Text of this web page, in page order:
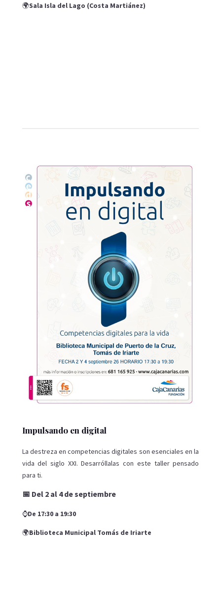
🌍Sala Isla del Lago (Costa Martiánez)
Impulsando en digital
La destreza en competencias digitales son esenciales en la
vida del siglo XXI. Desarróllalas con este taller pensado
para ti.
📅 Del 2 al 4 de septiembre
⌚De 17:30 a 19:30
🌍Biblioteca Municipal Tomás de Iriarte